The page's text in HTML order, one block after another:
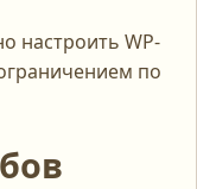
настроить WP-
по